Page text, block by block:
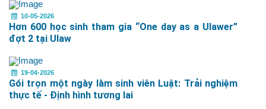
10-05-2026
Hơn 600 học sinh tham gia “One day as a Ulawer”
đợt 2 tại Ulaw
19-04-2026
Gói trọn một ngày làm sinh viên Luật: Trải nghiệm
thực tế - Định hình tương lai